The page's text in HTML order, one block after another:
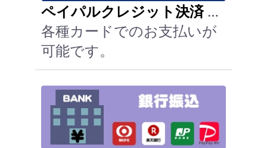
ペイパルクレジット決済…
各種カードでのお支払いが
可能です。